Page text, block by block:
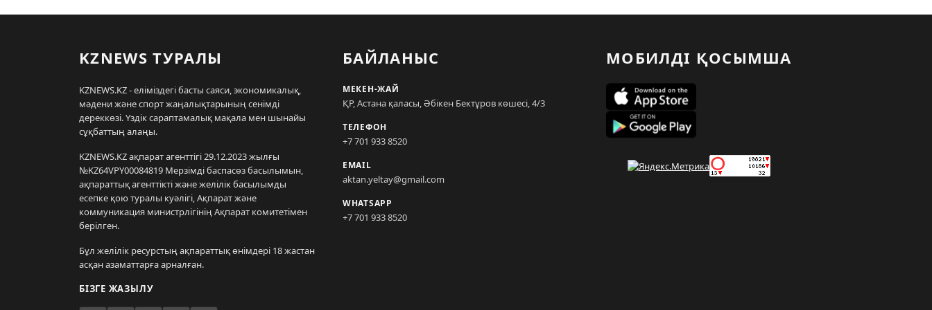
KZNEWS ТУРАЛЫ
KZNEWS.KZ - еліміздегі басты саяси, экономикалық,
мәдени және спорт жаңалықтарының сенімді
дереккөзі. Үздік сараптамалық мақала мен шынайы
сұқбаттың алаңы.
KZNEWS.KZ ақпарат агенттігі 29.12.2023 жылғы
№KZ64VPY00084819 Мерзімді баспасөз басылымын,
ақпараттық агенттікті және желілік басылымды
есепке қою туралы куәлігі, Ақпарат және
коммуникация министрлігінің Ақпарат комитетімен
берілген.
Бұл желілік ресурстың ақпараттық өнімдері 18 жастан
асқан азаматтарға арналған.
БІЗГЕ ЖАЗЫЛУ
БАЙЛАНЫС
МЕКЕН-ЖАЙ
ҚР, Астана қаласы, Әбікен Бектұров көшесі, 4/3
ТЕЛЕФОН
+7 701 933 8520
EMAIL
aktan.yeltay@gmail.com
WHATSAPP
+7 701 933 8520
МОБИЛДІ ҚОСЫМША